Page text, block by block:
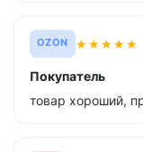
OZON ★★★★★
Покупатель
товар хороший,